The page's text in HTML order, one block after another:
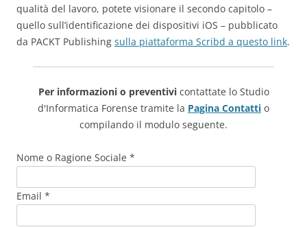
qualità del lavoro, potete visionare il secondo capitolo –
quello sull’identificazione dei dispositivi iOS – pubblicato
da PACKT Publishing sulla piattaforma Scribd a questo link.
Per informazioni o preventivicontattate lo Studio
d'Informatica Forense tramite la Pagina Contatti o
compilando il modulo seguente.
Nome o Ragione Sociale *
Email *